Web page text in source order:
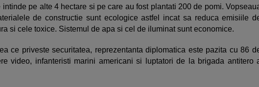
intinde pe alte 4 hectare si pe care au fost plantati 200 de pomi.
de constructie sunt ecologice astfel incat sa reduca emisiile
si cele toxice. Sistemul de apa si cel de iluminat sunt economice.
ce priveste securitatea, reprezentanta diplomatica este pazita cu 86
video, infanteristi marini americani si luptatori de la brigada antitero